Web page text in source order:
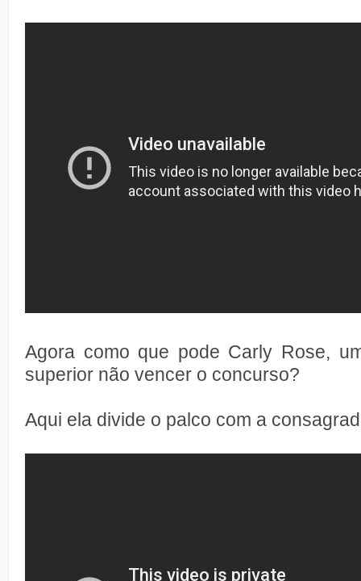
Agora como que pode Carly Rose,
superior não vencer o concurso?
Aqui ela divide o palco com a